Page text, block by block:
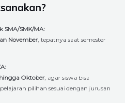
SMA/SMK/MA:
November , tepatnya saat semester
Oktober , agar siswa bisa
pilihan sesuai dengan jurusan